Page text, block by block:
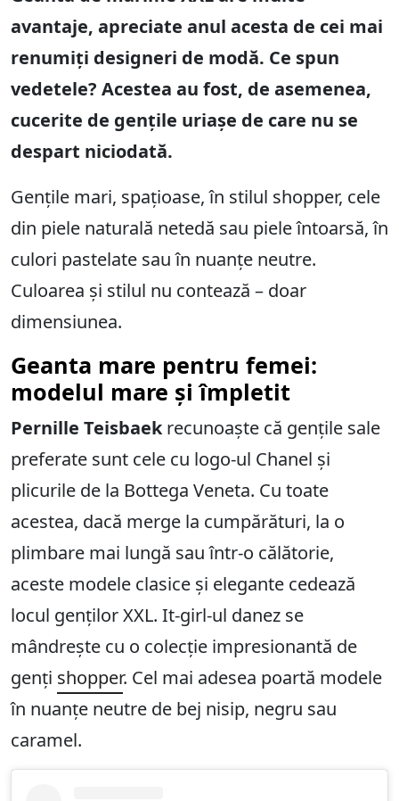
avantaje, apreciate anul acesta de cei mai
renumiți designeri de modă. Ce spun
vedetele? Acestea au fost, de asemenea,
cucerite de gențile uriașe de care nu se
despart niciodată.
Gențile mari, spațioase, în stilul shopper, cele
din piele naturală netedă sau piele întoarsă, în
culori pastelate sau în nuanțe neutre.
Culoarea și stilul nu contează – doar
dimensiunea.
Geanta mare pentru femei:
modelul mare și împletit
Pernille Teisbaekrecunoaște că gențile sale
preferate sunt cele cu logo-ul Chanel și
plicurile de la Bottega Veneta. Cu toate
acestea, dacă merge la cumpărături, la o
plimbare mai lungă sau într-o călătorie,
aceste modele clasice și elegante cedează
locul genților XXL. It-girl-ul danez se
mândrește cu o colecție impresionantă de
genți shopper. Cel mai adesea poartă modele
în nuanțe neutre de bej nisip, negru sau
caramel.